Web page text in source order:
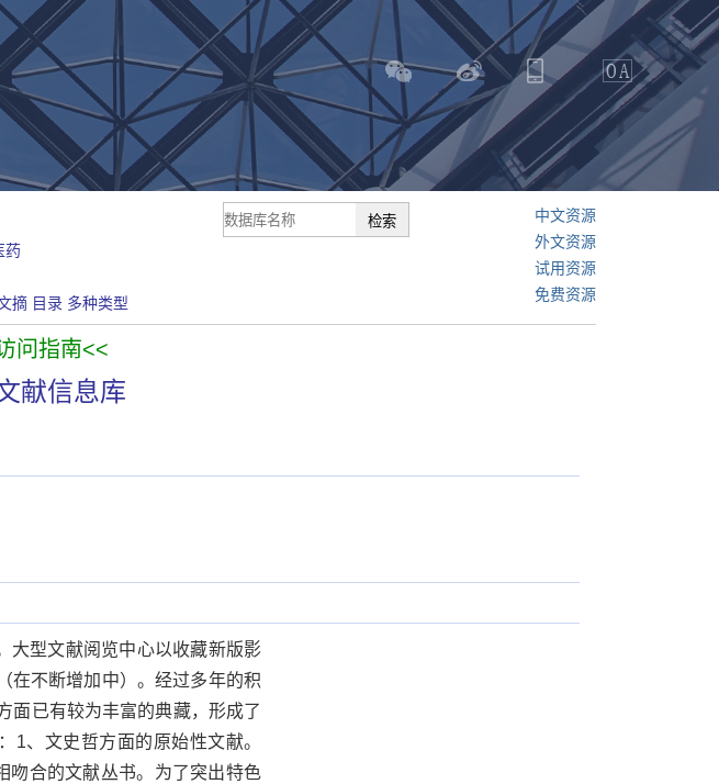
药
摘 目录 多种类型
中文资源
外文资源
试用资源
免费资源
问指南<<
献信息库
大型文献阅览中心以收藏新版影
在不断增加中）。经过多年的积
面已有较为丰富的典藏，形成了
1、文史哲方面的原始性文献。
吻合的文献丛书。为了突出特色